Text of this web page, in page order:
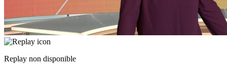
Replay non disponible